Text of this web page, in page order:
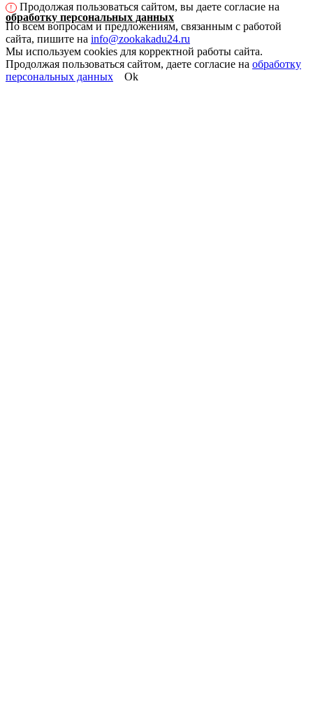
!
Продолжая пользоваться сайтом, вы даете согласие на
обработку персональных данных
По всем вопросам и предложениям, связанным с работой
сайта, пишите на info@zookakadu24.ru
Мы используем cookies для корректной работы сайта.
Продолжая пользоваться сайтом, даете согласие на обработку
персональных данных
Ok